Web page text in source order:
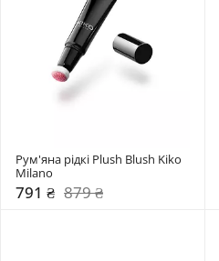
Рум'яна рідкі Plush Blush Kiko
Milano
791 ₴ 879 ₴